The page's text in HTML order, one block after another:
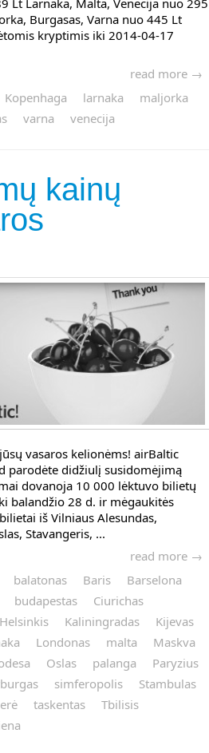
Lt Larnaka, Malta, Venecija nuo 295
Burgasas, Varna nuo 445 Lt
kryptimis iki 2014-04-17
read more →
Kopenhaga larnaka
maljorka
varna venecija
kainų
vasaros kelionėms! airBaltic
parodėte didžiulį susidomėjimą
dovanoja 10 000 lėktuvo bilietų
balandžio 28 d. ir mėgaukitės
iš Vilniaus Alesundas,
Stavangeris, ...
read more →
balatonas Baris
Barselona
budapestas
Ciurichas
Helsinkis Kaliningradas
Kijevas
Londonas malta
Maskva
Oslas palanga
Paryzius
simferopolis
Stambulas
taskentas
Tbilisis